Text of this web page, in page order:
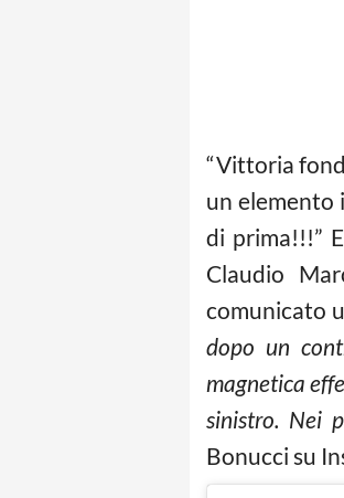
“Vittoria
un elemento
di prima!!!”
Claudio
comunicato
dopo un
magnetica
sinistro. Nei
Bonucci su